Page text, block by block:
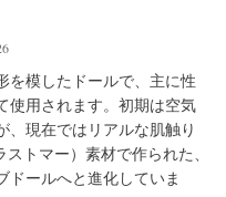
を模したドールで、主に性
使用されます。初期は空気
、現在ではリアルな肌触り
トマー）素材で作られた、
ドールへと進化していま